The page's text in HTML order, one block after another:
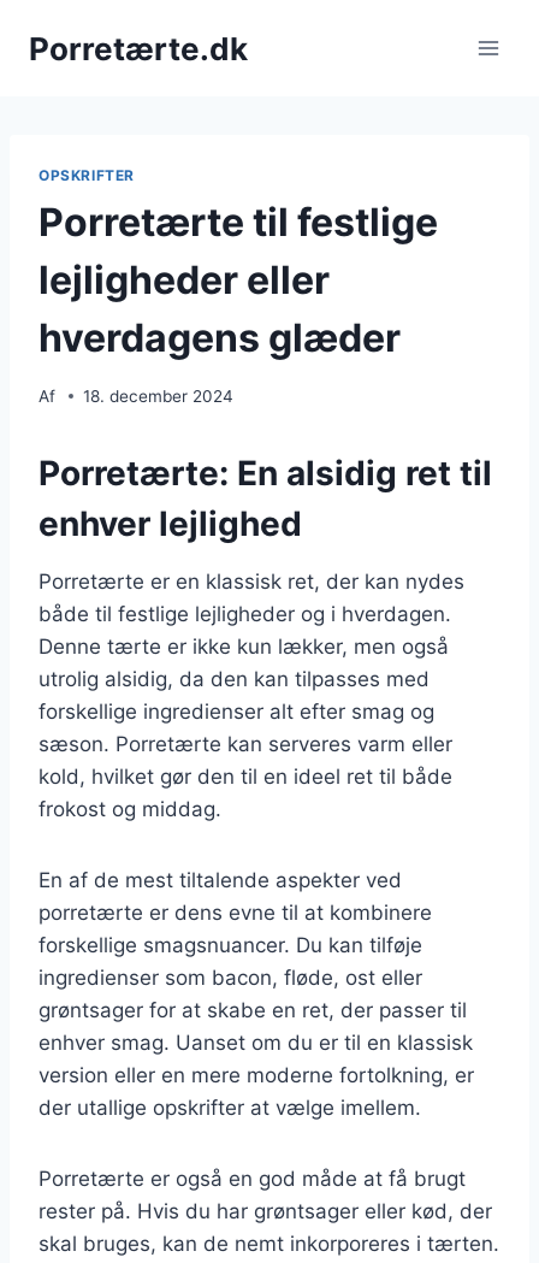
Porretærte.dk
OPSKRIFTER
Porretærte til festlige
lejligheder eller
hverdagens glæder
Af 18. december 2024
Porretærte: En alsidig ret til
enhver lejlighed
Porretærte er en klassisk ret, der kan nydes
både til festlige lejligheder og i hverdagen.
Denne tærte er ikke kun lækker, men også
utrolig alsidig, da den kan tilpasses med
forskellige ingredienser alt efter smag og
sæson. Porretærte kan serveres varm eller
kold, hvilket gør den til en ideel ret til både
frokost og middag.
En af de mest tiltalende aspekter ved
porretærte er dens evne til at kombinere
forskellige smagsnuancer. Du kan tilføje
ingredienser som bacon, fløde, ost eller
grøntsager for at skabe en ret, der passer til
enhver smag. Uanset om du er til en klassisk
version eller en mere moderne fortolkning, er
der utallige opskrifter at vælge imellem.
Porretærte er også en god måde at få brugt
rester på. Hvis du har grøntsager eller kød, der
skal bruges, kan de nemt inkorporeres i tærten.